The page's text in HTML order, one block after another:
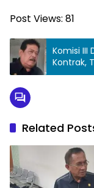
Post Views: 81
Komisi III
Kontrak,
Proyek
Related